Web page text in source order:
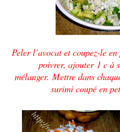
Peler l’avocat et coupez-le
poivrer, ajouter 1 c à
mélanger.Mettre dans
surimi coupé en